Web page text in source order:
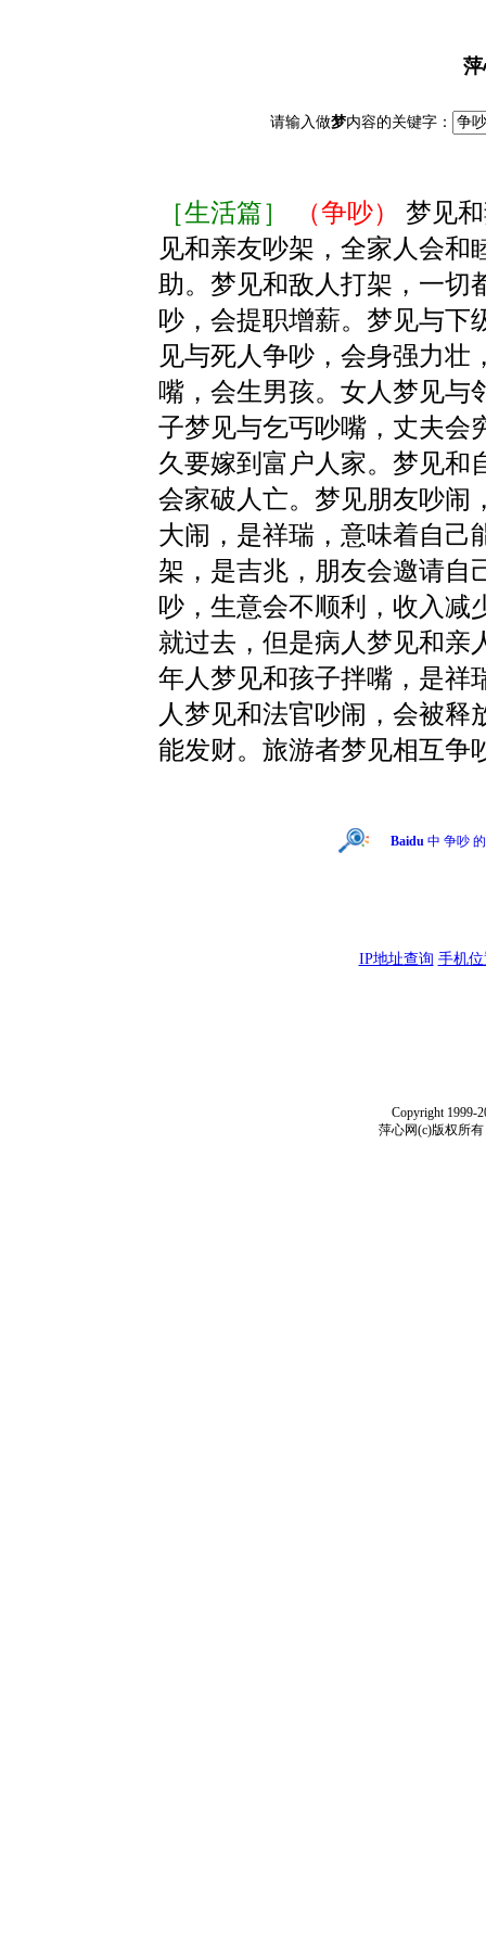
请输入做梦内容的关键字：
［生活篇］ （争吵）
梦见
见和亲友吵架，全家人会
助。梦见和敌人打架，一切
吵，会提职增薪。梦见与下
见与死人争吵，会身强力
嘴，会生男孩。女人梦见与
子梦见与乞丐吵嘴，丈夫会
久要嫁到富户人家。梦见和
会家破人亡。梦见朋友吵闹
大闹，是祥瑞，意味着自己
架，是吉兆，朋友会邀请自
吵，生意会不顺利，收入减
就过去，但是病人梦见和亲
年人梦见和孩子拌嘴，是祥
人梦见和法官吵闹，会被
能发财。旅游者梦见相互争
Baidu中 争吵
IP地址查询 手机
Copyright 1999-
萍心网(c)版权所有